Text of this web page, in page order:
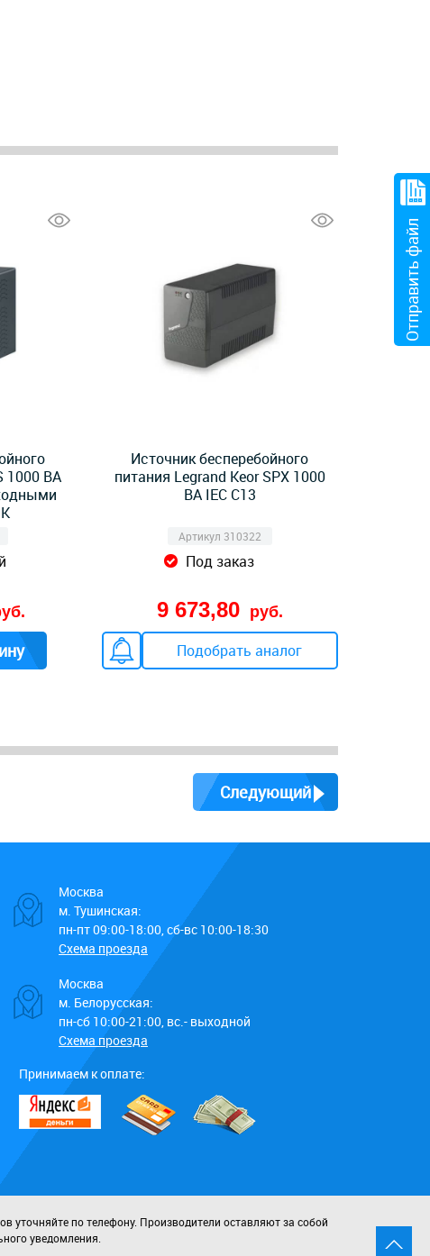
1000 ВА
Источник бесперебойного
питания Legrand Keor SPX 1000
ВА IEC C13
Артикул 310322
Под заказ
9 673,80 руб.
Подобрать аналог
Следующий
Москва
м. Тушинская:
пн-пт 09:00-18:00, сб-вс 10:00-18:30
Схема проезда
Москва
м. Белорусская:
пн-сб 10:00-21:00, вс.- выходной
Схема проезда
Принимаем к оплате:
уточняйте по телефону. Производители оставляют за собой
уведомления.
Отправить файл